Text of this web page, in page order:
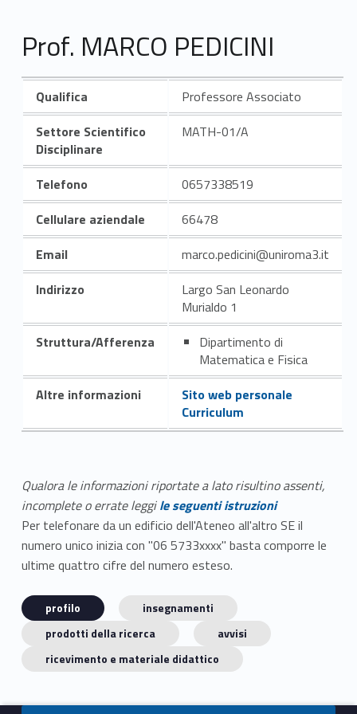
Prof. MARCO PEDICINI
Qualifica
Professore Associato
Settore Scientifico
Disciplinare
MATH-01/A
Telefono
0657338519
Cellulare aziendale
66478
Email
marco.pedicini@uniroma3.it
Indirizzo
Largo San Leonardo
Murialdo 1
Struttura/Afferenza
Dipartimento di
Matematica e Fisica
Altre informazioni
Sito web personale
Curriculum
Qualora le informazioni riportate a lato risultino assenti,
incomplete o errate leggile seguenti istruzioni
Per telefonare da un edificio dell'Ateneo all'altro SE il
numero unico inizia con "06 5733xxxx" basta comporre le
ultime quattro cifre del numero esteso.
profilo
insegnamenti
prodotti della ricerca
avvisi
ricevimento e materiale didattico